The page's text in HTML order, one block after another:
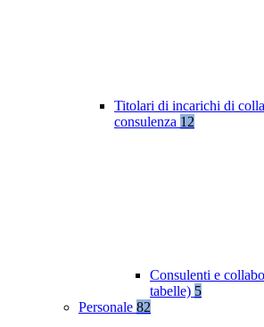
Titolari di incarichi di
consulenza 12
Consulenti e
tabelle) 5
Personale 82